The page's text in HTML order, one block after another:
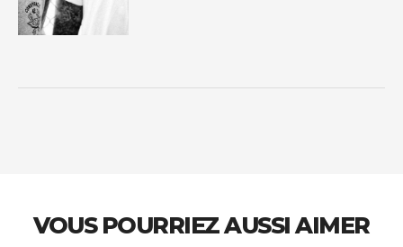
VOUS POURRIEZ AUSSI AIMER